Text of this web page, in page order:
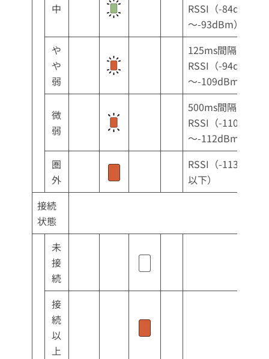
中
RSSI（-84dBm
～-93dBm）
や
や
弱
125ms間隔
RSSI（-94dBm
～-109dBm）
微
弱
500ms間隔
RSSI（-110dBm
～-112dBm）
圏
外
RSSI（-113dBm
以下）
接続
状態
未
接
続
接
続
以
上